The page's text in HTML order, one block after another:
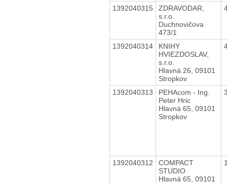
1392040315
ZDRAVODAR,
s.r.o.
Duchnovičova
473/1
1392040314
KNIHY
HVIEZDOSLAV,
s.r.o.
Hlavná 26, 09101
Stropkov
1392040313
PEHAcom - Ing.
Peter Hric
Hlavná 65, 09101
Stropkov
1392040312
COMPACT
STUDIO
Hlavná 65, 09101